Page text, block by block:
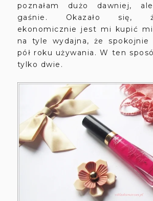
poznałam dużo dawniej,
gaśnie. Okazało się,
ekonomicznie jest mi kupić
na tyle wydajna, że spokojnie
pół roku używania. W ten
tylko dwie.